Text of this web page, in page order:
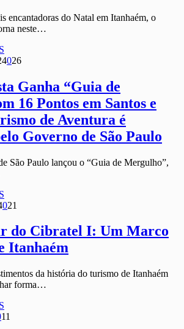
encantadoras do Natal em Itanhaém, o
neste…
026
Ganha “Guia de
16 Pontos em Santos e
de Aventura é
Governo de São Paulo
São Paulo lançou o “Guia de Mergulho”,
021
do Cibratel I: Um Marco
Itanhaém
da história do turismo de Itanhaém
forma…
11